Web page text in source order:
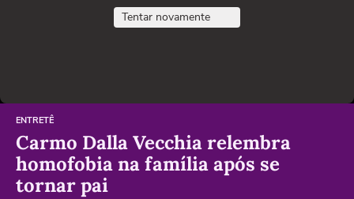
Tentar novamente
ENTRETÊ
Carmo Dalla Vecchia relembra
homofobia na família após se
tornar pai